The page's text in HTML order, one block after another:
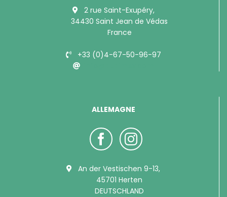
2 rue Saint-Exupéry,
34430 Saint Jean de Védas
France
+33 (0)4-67-50-96-97
ALLEMAGNE
An der Vestischen 9-13,
45701 Herten
DEUTSCHLAND